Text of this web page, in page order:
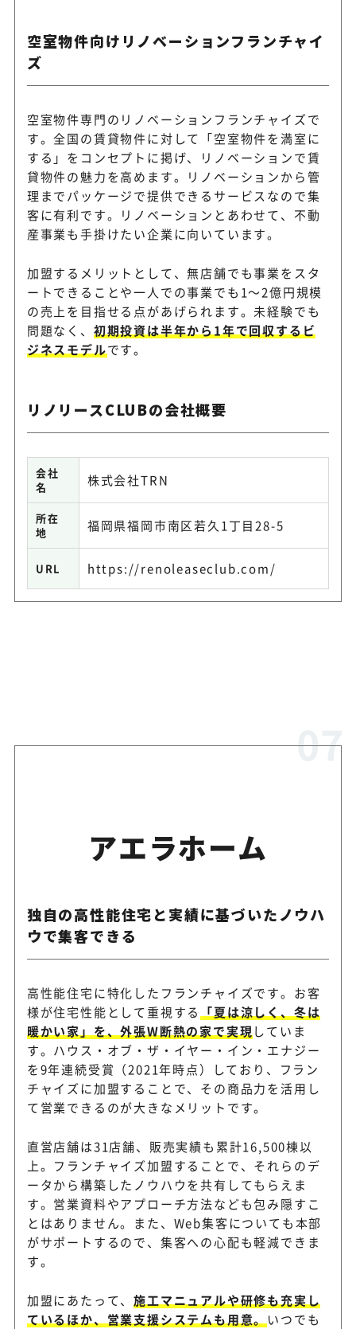
空室物件向けリノベーションフランチャイ
ズ
空室物件専門のリノベーションフランチャイズで
す。全国の賃貸物件に対して「空室物件を満室に
する」をコンセプトに掲げ、リノベーションで賃
貸物件の魅力を高めます。リノベーションから管
理までパッケージで提供できるサービスなので集
客に有利です。リノベーションとあわせて、不動
産事業も手掛けたい企業に向いています。
加盟するメリットとして、無店舗でも事業をスタ
ートできることや一人での事業でも1～2億円規模
の売上を目指せる点があげられます。未経験でも
問題なく、 初期投資は半年から1年で回収するビ
ジネスモデルです。
リノリースCLUBの会社概要
会社
名
株式会社TRN
所在
地
福岡県福岡市南区若久1丁目28-5
URL https://renoleaseclub.com/
アエラホーム
独自の高性能住宅と実績に基づいたノウハ
ウで集客できる
高性能住宅に特化したフランチャイズです。お客
様が住宅性能として重視する「夏は涼しく、冬は
暖かい家」を、外張W断熱の家で実現していま
す。ハウス・オブ・ザ・イヤー・イン・エナジー
を9年連続受賞（2021年時点）しており、フラン
チャイズに加盟することで、その商品力を活用し
て営業できるのが大きなメリットです。
直営店舗は31店舗、販売実績も累計16,500棟以
上。フランチャイズ加盟することで、それらのデ
ータから構築したノウハウを共有してもらえま
す。営業資料やアプローチ方法なども包み隠すこ
とはありません。また、Web集客についても本部
がサポートするので、集客への心配も軽減できま
す。
加盟にあたって、施工マニュアルや研修も充実し
ているほか、営業支援システムも用意。いつでも